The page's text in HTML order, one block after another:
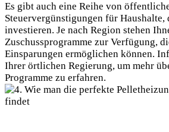
Es gibt auch eine Reihe von
Steuervergünstigungen für
investieren. Je nach Region stehen
Zuschussprogramme zur Verfügung,
Einsparungen ermöglichen können.
Ihrer örtlichen Regierung, um mehr
Programme zu erfahren.